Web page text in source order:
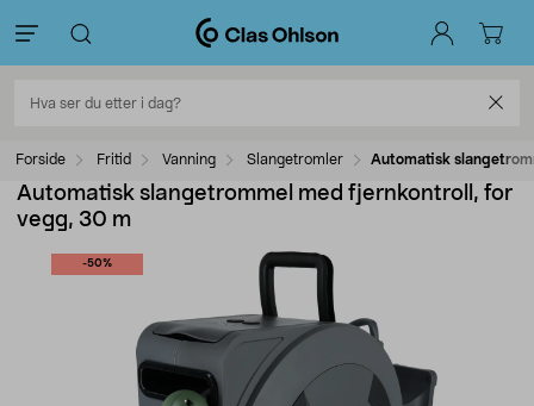
Forside Fritid Vanning Slangetromler Automatisk
Automatisk slangetrommel med fjernkontroll, for
vegg, 30 m
-50%